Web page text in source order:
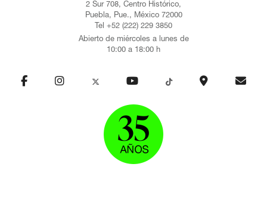
2 Sur 708, Centro Histórico,
Puebla, Pue., México 72000
Tel +52 (222) 229 3850
Abierto de miércoles a lunes de
10:00 a 18:00 h